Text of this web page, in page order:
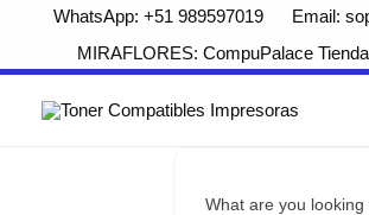
WhatsApp: +51 989597019 Email:
MIRAFLORES: CompuPalace
What are you looking